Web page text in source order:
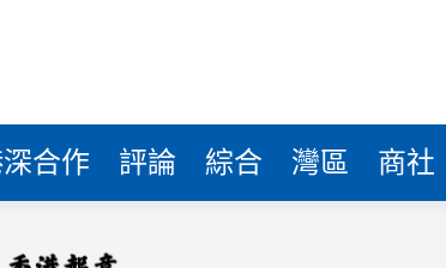
合作 評論 綜合 灣區 商社